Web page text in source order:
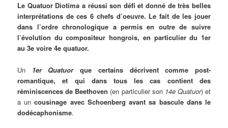
Le Quatuor Diotima a réussi son défi et donné de très belles
interprétations de ces 6 chefs d’oeuvre. Le fait de les jouer
dans l’ordre chronologique a permis en outre de suivre
l’évolution du compositeur hongrois, en particulier du 1er
au 3e voire 4e quatuor.
Un 1er Quatuorque certains décrivent comme post-
romantique, et qui dans tous les cas contient des
réminiscences de Beethoven (en particulier son 14e Quatuor) et
a uncousinage avec Schoenberg avant sa bascule dans le
dodécaphonisme.